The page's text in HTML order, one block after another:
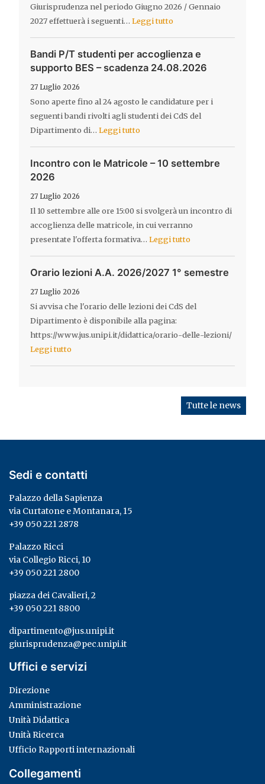
Giurisprudenza nel periodo Giugno 2026 / Gennaio
2027 effettuerà i seguenti…Leggi tutto
Bandi P/T studenti per accoglienza e
supporto BES – scadenza 24.08.2026
27 Luglio 2026
Sono aperte fino al 24 agosto le candidature per i
seguenti bandi rivolti agli studenti dei CdS del
Dipartimento di…Leggi tutto
Incontro con le Matricole – 10 settembre
2026
27 Luglio 2026
Il 10 settembre alle ore 15:00 si svolgerà un incontro di
accoglienza delle matricole, in cui verranno
presentate l'offerta formativa…Leggi tutto
Orario lezioni A.A. 2026/2027 1° semestre
27 Luglio 2026
Si avvisa che l'orario delle lezioni dei CdS del
Dipartimento è disponibile alla pagina:
https://www.jus.unipi.it/didattica/orario-delle-lezioni/
Leggi tutto
Tutte le news
Sedi e contatti
Palazzo della Sapienza
via Curtatone e Montanara, 15
+39 050 221 2878
Palazzo Ricci
via Collegio Ricci, 10
+39 050 221 2800
piazza dei Cavalieri, 2
+39 050 221 8800
dipartimento@jus.unipi.it
giurisprudenza@pec.unipi.it
Uffici e servizi
Direzione
Amministrazione
Unità Didattica
Unità Ricerca
Ufficio Rapporti internazionali
Collegamenti